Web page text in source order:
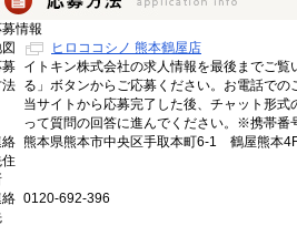
募情報
ヒロココシノ 熊本鶴屋店
募 イトキン株式会社の求人情報を最後までご
る」ボタンからご応募ください。お電話での
当サイトから応募完了した後、チャット形
って質問の回答に進んでください。※携帯番
熊本県熊本市中央区手取本町6-1 鶴屋熊本
0120-692-396